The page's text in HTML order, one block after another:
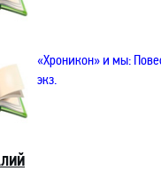
«Хроникон» и мы:
экз.